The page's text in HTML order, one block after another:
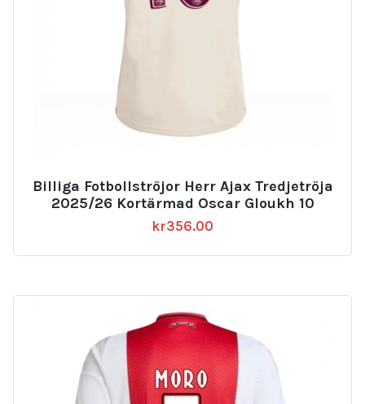
Billiga Fotbollströjor Herr Ajax Tredjetröja
2025/26 Kortärmad Oscar Gloukh 10
kr356.00